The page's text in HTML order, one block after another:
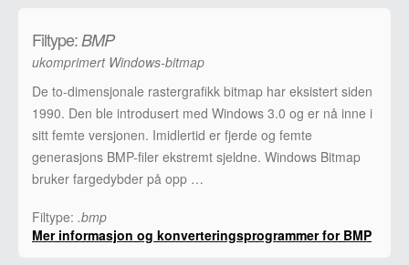
Filtype: BMP
ukomprimert Windows-bitmap
De to-dimensjonale rastergrafikk bitmap har eksistert siden
1990. Den ble introdusert med Windows 3.0 og er nå inne i
sitt femte versjonen. Imidlertid er fjerde og femte
generasjons BMP-filer ekstremt sjeldne. Windows Bitmap
bruker fargedybder på opp …
Filtype: .bmp
Mer informasjon og konverteringsprogrammer for BMP